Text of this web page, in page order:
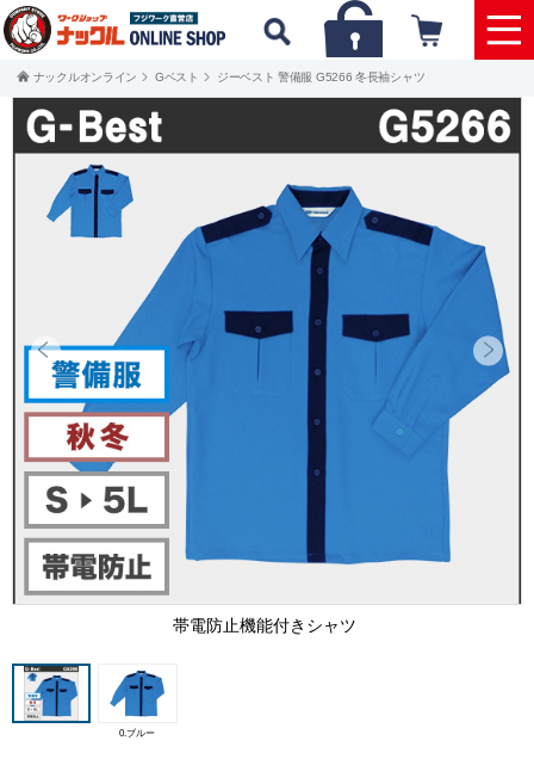
ナックルオンライン Gベスト ジーベスト 警備服 G5266 冬長袖シャツ
帯電防止機能付きシャツ
0.ブルー